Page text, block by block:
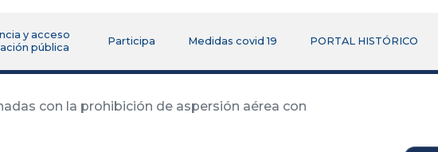
y acceso
pública
Participa Medidas covid 19 PORTAL HISTÓRICO
con la prohibición de aspersión aérea con